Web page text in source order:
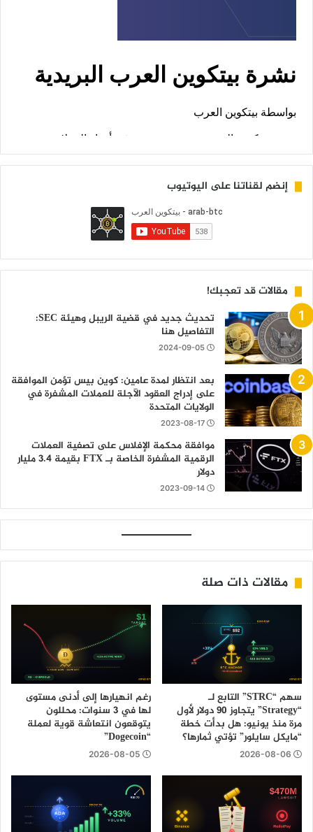
إنضم لقناتنا على اليوتيوب
مقالات قد تعجبك!
تحديث جديد في قضية الريبل وهيئة SEC:
التفاصيل هنا
2024-09-05
بعد انتظار لمدة عامين: كوين بيس تؤمن الموافقة
على إدراج العقود الآجلة للعملات المشفرة في
الولايات المتحدة
2023-08-17
موافقة محكمة الإفلاس على تصفية العملات
الرقمية المشفرة الخاصة بـ FTX بقيمة 3.4 مليار
دولار
2023-09-14
مقالات ذات صلة
سهم “STRC” التابع لـ
“Strategy” يتجاوز 90 دولار لأول
مرة منذ يونيو: هل بدأت خطة
“مايكل سايلور” تؤتي ثمارها؟
2026-08-06
رغم انهيارها إلى أدنى مستوى
لها في 3 سنوات: محللون
يتوقعون انتعاشة قوية لعملة
“Dogecoin”
2026-08-05